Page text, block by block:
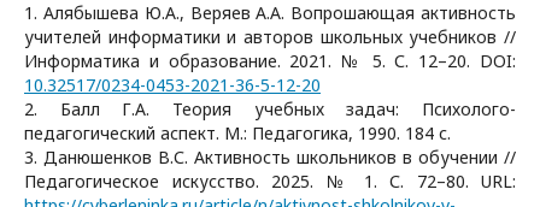
1. Алябышева Ю.А., Веряев А.А. Вопрошающая активность
учителей информатики и авторов школьных учебников //
Информатика и образование. 2021. № 5. С. 12–20. DOI:
10.32517/0234-0453-2021-36-5-12-20
2. Балл Г.А. Теория учебных задач: Психолого-
педагогический аспект. М.: Педагогика, 1990. 184 с.
3. Данюшенков В.С. Активность школьников в обучении //
Педагогическое искусство. 2025. № 1. С. 72–80. URL: